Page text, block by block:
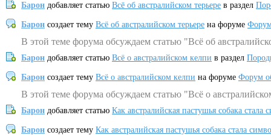
Барон добавляет статью Всё об австралийском терьере в раздел
Барон создает тему Всё об австралийском терьере на форуме
В этой теме форума обсуждаем статью "Всё об
Барон добавляет статью Всё о австралийском келпи в раздел
Барон создает тему Всё о австралийском келпи на форуме Форум
В этой теме форума обсуждаем статью "Всё о
Барон добавляет статью Как австралийская пастушья собака
Барон создает тему Как австралийская пастушья собака стала